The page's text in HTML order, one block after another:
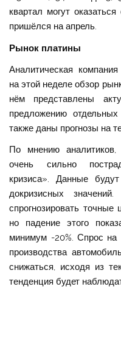
квартал могут
пришёлся на апрель.
Рынок платины
Аналитическая
на этой неделе обзор
нём представлены
предложению
также даны прогнозы на
По мнению
очень сильно
кризиса». Данные
докризисных
спрогнозировать
но падение этого
минимум -20%. Спрос на
производства
снижаться, исходя из
тенденция будет